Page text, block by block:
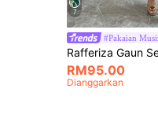
7
#Pakaian
RM95.00
Dianggarkan